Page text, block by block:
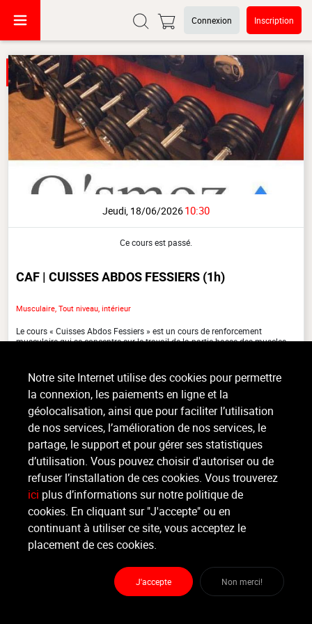
Connexion Inscription
Jeudi, 18/06/202610:30
Ce cours est passé.
CAF | CUISSES ABDOS FESSIERS(1h)
Musculaire, Tout niveau, intérieur
Le cours « Cuisses Abdos Fessiers » est un cours de renforcement
musculaire qui se concentre sur le travail de la partie basse des muscles
Organisateur
O'SMOZ
Moniteur
Non renseigné
Lieu : O'smoz
Route de Ciney 14 - 5350 Ohey
Partager
Notre site Internet utilise des cookies pour permettre
la connexion, les paiements en ligne et la
géolocalisation, ainsi que pour faciliter l’utilisation
de nos services, l’amélioration de nos services, le
partage, le support et pour gérer ses statistiques
d’utilisation. Vous pouvez choisir d'autoriser ou de
refuser l’installation de ces cookies. Vous trouverez
ici plus d’informations sur notre politique de
cookies. En cliquant sur "J'accepte" ou en
continuant à utiliser ce site, vous acceptez le
placement de ces cookies.
J'accepte Non merci!